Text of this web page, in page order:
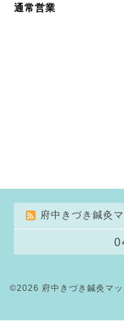
通常営業
府中きづき鍼灸
©2026 府中きづき鍼灸マ